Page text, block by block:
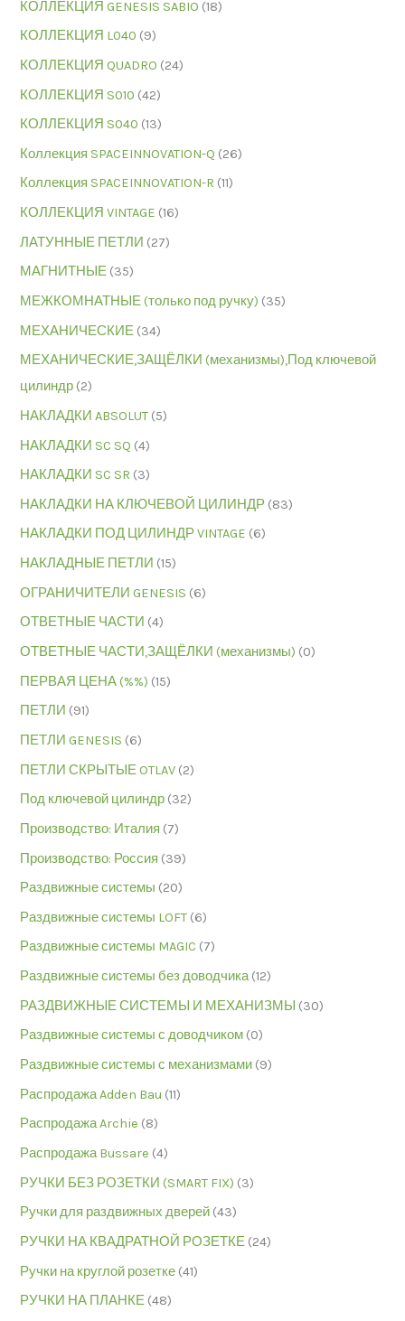
КОЛЛЕКЦИЯ GENESIS SABIO (18)
КОЛЛЕКЦИЯ L040 (9)
КОЛЛЕКЦИЯ QUADRO (24)
КОЛЛЕКЦИЯ S010 (42)
КОЛЛЕКЦИЯ S040 (13)
Коллекция SPACEINNOVATION-Q (26)
Коллекция SPACEINNOVATION-R (11)
КОЛЛЕКЦИЯ VINTAGE (16)
ЛАТУННЫЕ ПЕТЛИ (27)
МАГНИТНЫЕ (35)
МЕЖКОМНАТНЫЕ (только под ручку) (35)
МЕХАНИЧЕСКИЕ (34)
МЕХАНИЧЕСКИЕ,ЗАЩЁЛКИ (механизмы),Под ключевой
цилиндр (2)
НАКЛАДКИ ABSOLUT (5)
НАКЛАДКИ SC SQ (4)
НАКЛАДКИ SC SR (3)
НАКЛАДКИ НА КЛЮЧЕВОЙ ЦИЛИНДР (83)
НАКЛАДКИ ПОД ЦИЛИНДР VINTAGE (6)
НАКЛАДНЫЕ ПЕТЛИ (15)
ОГРАНИЧИТЕЛИ GENESIS (6)
ОТВЕТНЫЕ ЧАСТИ (4)
ОТВЕТНЫЕ ЧАСТИ,ЗАЩЁЛКИ (механизмы) (0)
ПЕРВАЯ ЦЕНА (%%) (15)
ПЕТЛИ (91)
ПЕТЛИ GENESIS (6)
ПЕТЛИ СКРЫТЫЕ OTLAV (2)
Под ключевой цилиндр (32)
Производство: Италия (7)
Производство: Россия (39)
Раздвижные системы (20)
Раздвижные системы LOFT (6)
Раздвижные системы MAGIC (7)
Раздвижные системы без доводчика (12)
РАЗДВИЖНЫЕ СИСТЕМЫ И МЕХАНИЗМЫ (30)
Раздвижные системы с доводчиком (0)
Раздвижные системы с механизмами (9)
Распродажа Adden Bau (11)
Распродажа Archie (8)
Распродажа Bussare (4)
РУЧКИ БЕЗ РОЗЕТКИ (SMART FIX) (3)
Ручки для раздвижных дверей (43)
РУЧКИ НА КВАДРАТНОЙ РОЗЕТКЕ (24)
Ручки на круглой розетке (41)
РУЧКИ НА ПЛАНКЕ (48)